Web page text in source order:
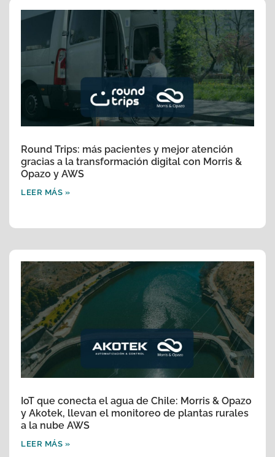
Round Trips: más pacientes y mejor atención
gracias a la transformación digital con Morris &
Opazo y AWS
LEER MÁS »
IoT que conecta el agua de Chile: Morris & Opazo
y Akotek, llevan el monitoreo de plantas rurales
a la nube AWS
LEER MÁS »